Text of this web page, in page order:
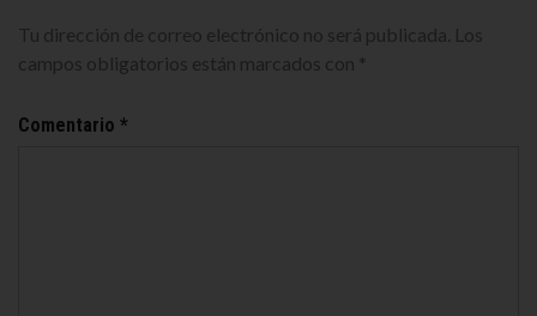
Tu dirección de correo electrónico no será publicada. Los
campos obligatorios están marcados con *
Comentario *